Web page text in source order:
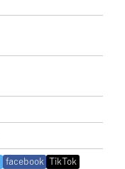
facebook TikTok